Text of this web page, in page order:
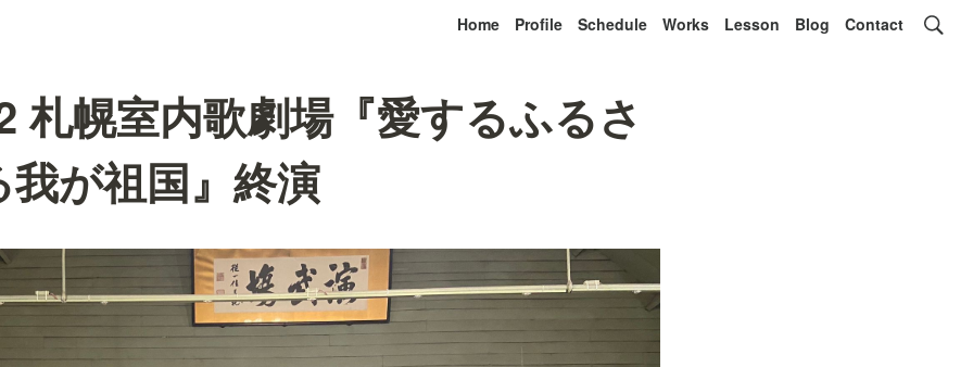
Home Profile Schedule Works Lesson Blog Contact
札幌室内歌劇場『愛するふるさ
我が祖国』終演